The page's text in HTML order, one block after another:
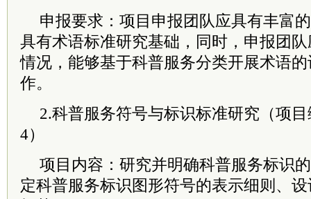
申报要求：项目申报团队应具有丰富
具有术语标准研究基础，同时，申报团
情况，能够基于科普服务分类开展术语
作。
2.科普服务符号与标识标准研究（项
4）
项目内容：研究并明确科普服务标识
定科普服务标识图形符号的表示细则、